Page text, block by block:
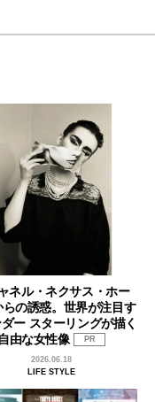
ャネル・ネクサス・ホー
らの誘惑。世界が注目す
ー スターリングが描く
自由な女性像
PR
2026.06.18
LIFE STYLE